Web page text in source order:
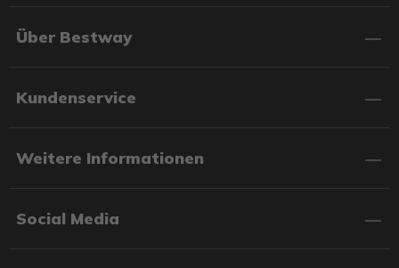
Über Bestway
Kundenservice
Weitere Informationen
Social Media